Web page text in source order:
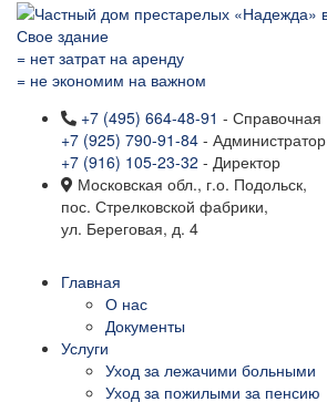
Свое здание
= нет затрат на аренду
= не экономим на важном
+7 (495) 664-48-91 - Справочная
+7 (925) 790-91-84 - Администратор
+7 (916) 105-23-32 - Директор
Московская обл., г.о. Подольск,
пос. Стрелковской фабрики,
ул. Береговая, д. 4
Главная
О нас
Документы
Услуги
Уход за лежачими больными
Уход за пожилыми за пенсию